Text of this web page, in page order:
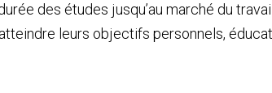
des études jusqu’au marché du
leurs objectifs personnels,